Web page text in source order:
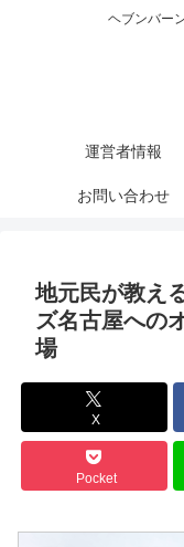
ヘブンバー
運営者情報
お問い合わせ
地元民が教え
ズ名古屋への
場
X
Pocket